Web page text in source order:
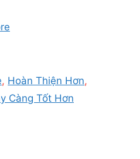
, Hoàn Thiện Hơn,
Càng Tốt Hơn